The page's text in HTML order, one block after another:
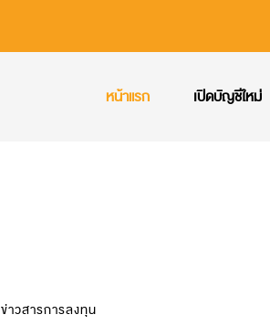
หน้าแรก เปิดบัญชีใหม่
ข่าวสารการลงทุน